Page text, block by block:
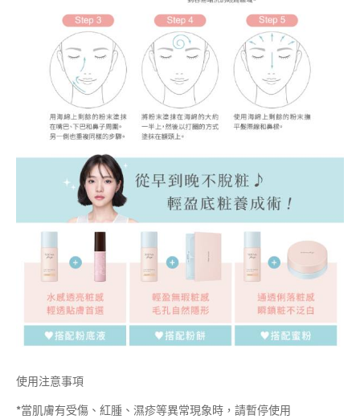
使用注意事項
*當肌膚有受傷、紅腫、濕疹等異常現象時，請暫停使用